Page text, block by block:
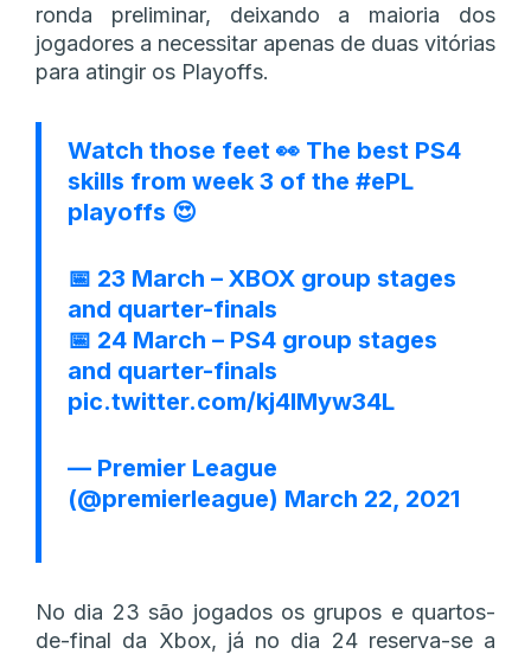
ronda preliminar, deixando a maioria dos
jogadores a necessitar apenas de duas vitórias
para atingir os Playoffs.
Watch those feet 👀 The best PS4
skills from week 3 of the #ePL
playoffs 😍
📅 23 March – XBOX group stages
and quarter-finals
📅 24 March – PS4 group stages
and quarter-finals
pic.twitter.com/kj4lMyw34L
— Premier League
(@premierleague) March 22, 2021
No dia 23 são jogados os grupos e quartos-
de-final da Xbox, já no dia 24 reserva-se a